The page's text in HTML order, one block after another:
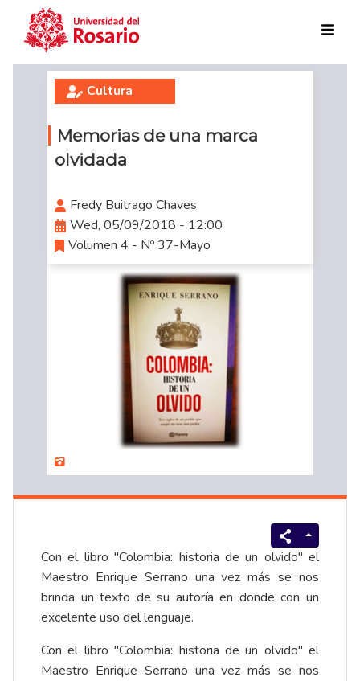
Skip to main content
Cultura
Memorias de una marca
olvidada
Fredy Buitrago Chaves
Wed, 05/09/2018 - 12:00
Volumen 4 - Nº 37-Mayo
Con el libro "Colombia: historia de un olvido" el
Maestro Enrique Serrano una vez más se nos
brinda un texto de su autoría en donde con un
excelente uso del lenguaje.
Con el libro "Colombia: historia de un olvido" el
Maestro Enrique Serrano una vez más se nos